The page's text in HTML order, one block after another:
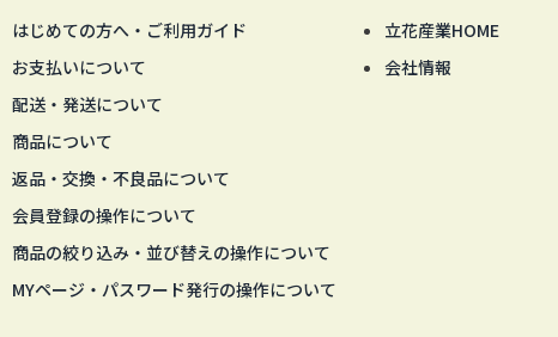
はじめての方へ・ご利用ガイド
お支払いについて
配送・発送について
商品について
返品・交換・不良品について
会員登録の操作について
商品の絞り込み・並び替えの操作について
MYページ・パスワード発行の操作について
立花産業HOME
会社情報